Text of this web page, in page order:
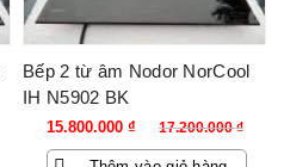
Bếp 2 từ âm Nodor NorCool
IH N5902 BK
17.200.000₫
Giá
gốc
15.800.000 ₫
Giá
hiện